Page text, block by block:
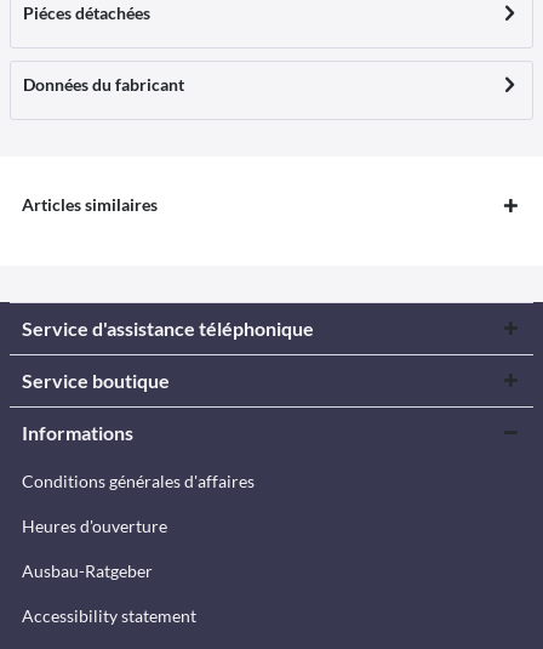
Piéces détachées
Données du fabricant
Articles similaires
Service d'assistance téléphonique
Service boutique
Informations
Conditions générales d'affaires
Heures d'ouverture
Ausbau-Ratgeber
Accessibility statement